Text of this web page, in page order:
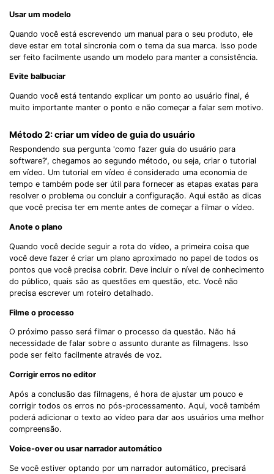
Usar um modelo
Quando você está escrevendo um manual para o seu produto, ele
deve estar em total sincronia com o tema da sua marca. Isso pode
ser feito facilmente usando um modelo para manter a consistência.
Evite balbuciar
Quando você está tentando explicar um ponto ao usuário final, é
muito importante manter o ponto e não começar a falar sem motivo.
Método 2: criar um vídeo de guia do usuário
Respondendo sua pergunta 'como fazer guia do usuário para
software?', chegamos ao segundo método, ou seja, criar o tutorial
em vídeo. Um tutorial em vídeo é considerado uma economia de
tempo e também pode ser útil para fornecer as etapas exatas para
resolver o problema ou concluir a configuração. Aqui estão as dicas
que você precisa ter em mente antes de começar a filmar o vídeo.
Anote o plano
Quando você decide seguir a rota do vídeo, a primeira coisa que
você deve fazer é criar um plano aproximado no papel de todos os
pontos que você precisa cobrir. Deve incluir o nível de conhecimento
do público, quais são as questões em questão, etc. Você não
precisa escrever um roteiro detalhado.
Filme o processo
O próximo passo será filmar o processo da questão. Não há
necessidade de falar sobre o assunto durante as filmagens. Isso
pode ser feito facilmente através de voz.
Corrigir erros no editor
Após a conclusão das filmagens, é hora de ajustar um pouco e
corrigir todos os erros no pós-processamento. Aqui, você também
poderá adicionar o texto ao vídeo para dar aos usuários uma melhor
compreensão.
Voice-over ou usar narrador automático
Se você estiver optando por um narrador automático, precisará